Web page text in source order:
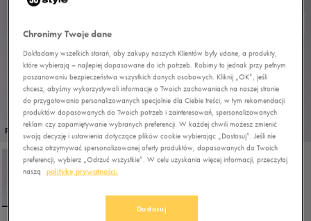
PROMO: DO -30%
Chronimy Twoje dane
Dokładamy wszelkich starań, aby zakupy naszych Klientów były udane, a produkty,
które wybierają – najlepiej dopasowane do ich potrzeb. Robimy to jednak przy pełnym
poszanowaniu bezpieczeństwa wszystkich danych osobowych. Kliknij „OK”, jeśli
chcesz, abyśmy wykorzystywali informacje o Twoich zachowaniach na naszej stronie
do przygotowania personalizowanych specjalnie dla Ciebie treści, w tym rekomendacji
produktów dopasowanych do Twoich potrzeb i zainteresowań, spersonalizowanych
reklam czy zapamiętywanie wybranych preferencji. W każdej chwili możesz zmienić
swoją decyzję i ustawienia dotyczące plików cookie wybierając „Dostosuj”. Jeśli nie
chcesz otrzymywać spersonalizowanej oferty produktów, dopasowanych do Twoich
preferencji, wybierz „Odrzuć wszystkie”. W celu uzyskania więcej informacji, przeczytaj
naszą
politykę prywatności.
Dostosuj